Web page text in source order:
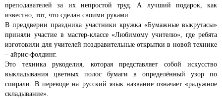
преподавателей за их непростой труд. А лучший подарок, как
известно, тот, что сделан своими руками.
В преддверии праздника участники кружка «Бумажные выкрутасы»
приняли участие в мастер-классе «Любимому учителю», где ребята
изготовили для учителей поздравительные открытки в новой технике
– айрис-фолдинг.
Это техника рукоделия, которая представляет собой искусство
выкладывания цветных полос бумаги в определённый узор по
спирали. В переводе на русский язык название означает «радужное
складывание».